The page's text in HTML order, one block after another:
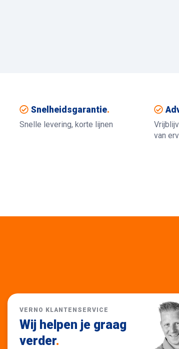
Snelheidsgarantie.
Snelle levering, korte lijnen
van
VERNO KLANTENSERVICE
Wij helpen je graag
verder.